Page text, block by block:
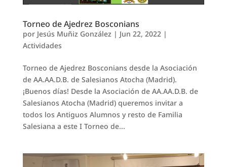
Torneo de Ajedrez Bosconians
por Jesús Muñiz González | Jun 22, 2022|
Actividades
Torneo de Ajedrez Bosconians desde la Asociación
de AA.AA.D.B. de Salesianos Atocha (Madrid).
¡Buenos días! Desde la Asociación de AA.AA.D.B. de
Salesianos Atocha (Madrid) queremos invitar a
todos los Antiguos Alumnos y resto de Familia
Salesiana a este I Torneo de...